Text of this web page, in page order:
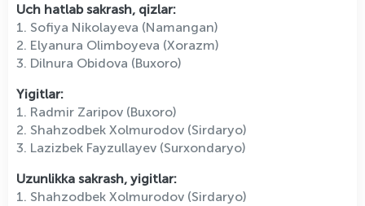
Uch hatlab sakrash, qizlar:
1. Sofiya Nikolayeva (Namangan)
2. Elyanura Olimboyeva (Xorazm)
3. Dilnura Obidova (Buxoro)
Yigitlar:
1. Radmir Zaripov (Buxoro)
2. Shahzodbek Xolmurodov (Sirdaryo)
3. Lazizbek Fayzullayev (Surxondaryo)
Uzunlikka sakrash, yigitlar:
1. Shahzodbek Xolmurodov (Sirdaryo)